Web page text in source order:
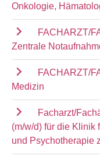
Onkologie,
FACHARZT/
Zentrale
FACHARZT/
Medizin
Facharzt/
(m/w/d) für die Klinik
und Psychotherapie